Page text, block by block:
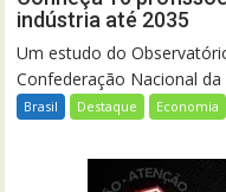
indústria até 2035
Um estudo do
Confederação Nacional
Brasil Destaque Economia